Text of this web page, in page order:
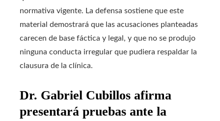
normativa vigente. La defensa sostiene que este
material demostrará que las acusaciones planteadas
carecen de base fáctica y legal, y que no se produjo
ninguna conducta irregular que pudiera respaldar la
clausura de la clínica.
Dr. Gabriel Cubillos afirma
presentará pruebas ante la